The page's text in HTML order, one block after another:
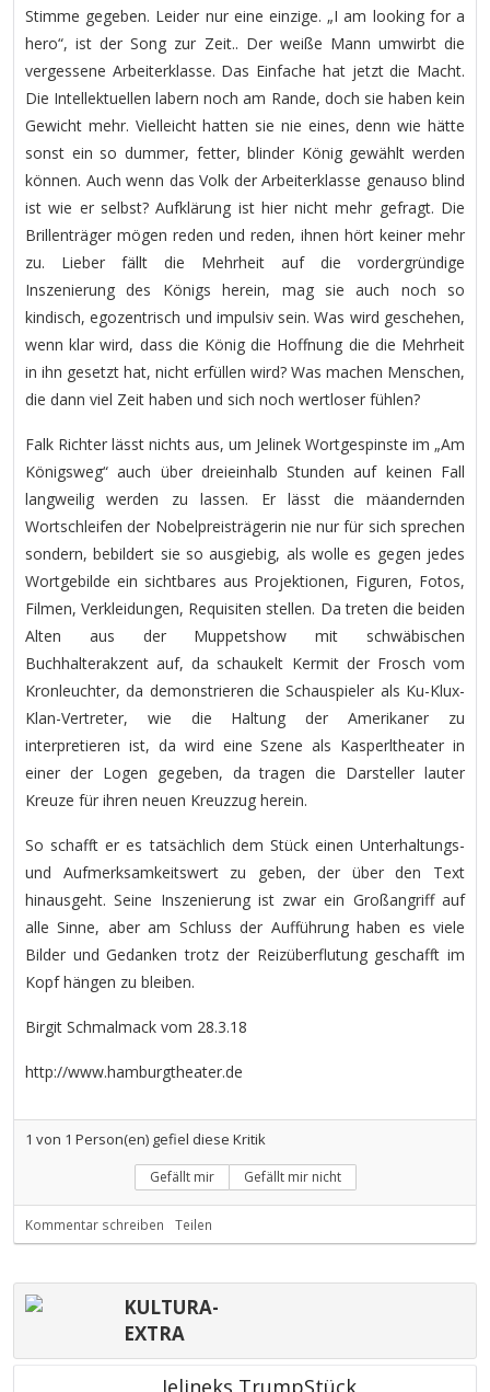
Stimme gegeben. Leider nur eine einzige. „I am looking for a
hero“, ist der Song zur Zeit.. Der weiße Mann umwirbt die
vergessene Arbeiterklasse. Das Einfache hat jetzt die Macht.
Die Intellektuellen labern noch am Rande, doch sie haben kein
Gewicht mehr. Vielleicht hatten sie nie eines, denn wie hätte
sonst ein so dummer, fetter, blinder König gewählt werden
können. Auch wenn das Volk der Arbeiterklasse genauso blind
ist wie er selbst? Aufklärung ist hier nicht mehr gefragt. Die
Brillenträger mögen reden und reden, ihnen hört keiner mehr
zu. Lieber fällt die Mehrheit auf die vordergründige
Inszenierung des Königs herein, mag sie auch noch so
kindisch, egozentrisch und impulsiv sein. Was wird geschehen,
wenn klar wird, dass die König die Hoffnung die die Mehrheit
in ihn gesetzt hat, nicht erfüllen wird? Was machen Menschen,
die dann viel Zeit haben und sich noch wertloser fühlen?
Falk Richter lässt nichts aus, um Jelinek Wortgespinste im „Am
Königsweg“ auch über dreieinhalb Stunden auf keinen Fall
langweilig werden zu lassen. Er lässt die mäandernden
Wortschleifen der Nobelpreisträgerin nie nur für sich sprechen
sondern, bebildert sie so ausgiebig, als wolle es gegen jedes
Wortgebilde ein sichtbares aus Projektionen, Figuren, Fotos,
Filmen, Verkleidungen, Requisiten stellen. Da treten die beiden
Alten aus der Muppetshow mit schwäbischen
Buchhalterakzent auf, da schaukelt Kermit der Frosch vom
Kronleuchter, da demonstrieren die Schauspieler als Ku-Klux-
Klan-Vertreter, wie die Haltung der Amerikaner zu
interpretieren ist, da wird eine Szene als Kasperltheater in
einer der Logen gegeben, da tragen die Darsteller lauter
Kreuze für ihren neuen Kreuzzug herein.
So schafft er es tatsächlich dem Stück einen Unterhaltungs-
und Aufmerksamkeitswert zu geben, der über den Text
hinausgeht. Seine Inszenierung ist zwar ein Großangriff auf
alle Sinne, aber am Schluss der Aufführung haben es viele
Bilder und Gedanken trotz der Reizüberflutung geschafft im
Kopf hängen zu bleiben.
Birgit Schmalmack vom 28.3.18
http://www.hamburgtheater.de
1 von 1 Person(en) gefiel diese Kritik
Gefällt mir Gefällt mir nicht
Kommentar schreiben Teilen
KULTURA-
EXTRA
Jelineks TrumpStück